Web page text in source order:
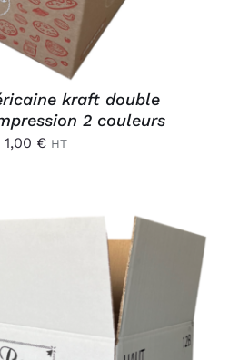
kraft double
2 couleurs
1,00 € HT
AU PANIER